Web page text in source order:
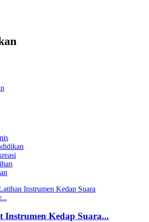
Instrumen Kedap Suara...